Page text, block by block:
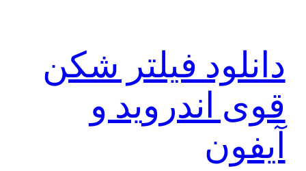
دانلود فیلتر شکن
قوی اندروید و
آیفون